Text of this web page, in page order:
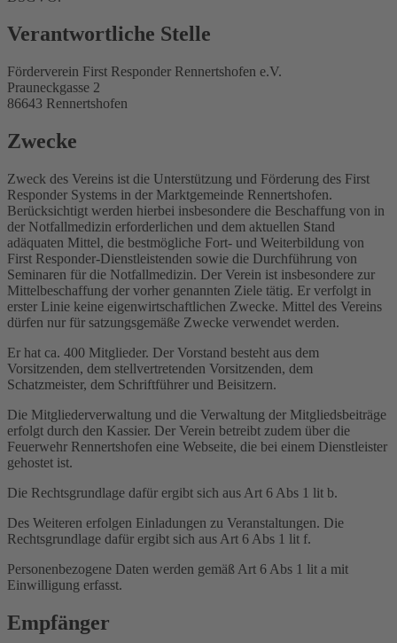
Verantwortliche Stelle
Förderverein First Responder Rennertshofen e.V.
Prauneckgasse 2
86643 Rennertshofen
Zwecke
Zweck des Vereins ist die Unterstützung und Förderung des First
Responder Systems in der Marktgemeinde Rennertshofen.
Berücksichtigt werden hierbei insbesondere die Beschaffung von in
der Notfallmedizin erforderlichen und dem aktuellen Stand
adäquaten Mittel, die bestmögliche Fort- und Weiterbildung von
First Responder-Dienstleistenden sowie die Durchführung von
Seminaren für die Notfallmedizin. Der Verein ist insbesondere zur
Mittelbeschaffung der vorher genannten Ziele tätig. Er verfolgt in
erster Linie keine eigenwirtschaftlichen Zwecke. Mittel des Vereins
dürfen nur für satzungsgemäße Zwecke verwendet werden.
Er hat ca. 400 Mitglieder. Der Vorstand besteht aus dem
Vorsitzenden, dem stellvertretenden Vorsitzenden, dem
Schatzmeister, dem Schriftführer und Beisitzern.
Die Mitgliederverwaltung und die Verwaltung der Mitgliedsbeiträge
erfolgt durch den Kassier. Der Verein betreibt zudem über die
Feuerwehr Rennertshofen eine Webseite, die bei einem Dienstleister
gehostet ist.
Die Rechtsgrundlage dafür ergibt sich aus Art 6 Abs 1 lit b.
Des Weiteren erfolgen Einladungen zu Veranstaltungen. Die
Rechtsgrundlage dafür ergibt sich aus Art 6 Abs 1 lit f.
Personenbezogene Daten werden gemäß Art 6 Abs 1 lit a mit
Einwilligung erfasst.
Empfänger